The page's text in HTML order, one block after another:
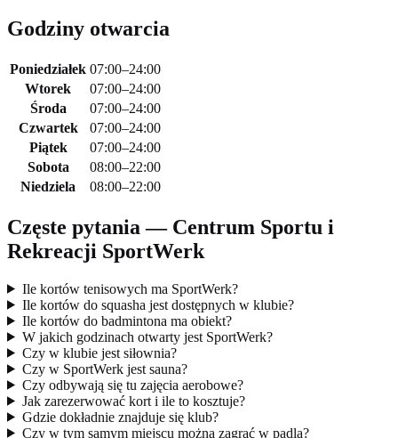
Godziny otwarcia
Poniedziałek 07:00–24:00
Wtorek
07:00–24:00
Środa
07:00–24:00
Czwartek
07:00–24:00
Piątek
07:00–24:00
Sobota
08:00–22:00
Niedziela
08:00–22:00
Częste pytania — Centrum Sportu i
Rekreacji SportWerk
Ile kortów tenisowych ma SportWerk?
Ile kortów do squasha jest dostępnych w klubie?
Ile kortów do badmintona ma obiekt?
W jakich godzinach otwarty jest SportWerk?
Czy w klubie jest siłownia?
Czy w SportWerk jest sauna?
Czy odbywają się tu zajęcia aerobowe?
Jak zarezerwować kort i ile to kosztuje?
Gdzie dokładnie znajduje się klub?
Czy w tym samym miejscu można zagrać w padla?